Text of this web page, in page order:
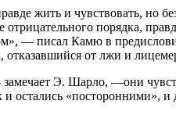
жить и чувствовать, но
порядка,
— писал Камю в
от лжи и
Э. Шарло, —они
остались «посторонними», и